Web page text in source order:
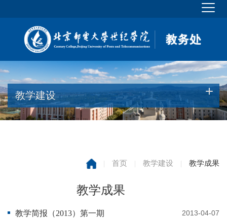
教学建设
| 首页 | 教学建设 | 教学成果
教学成果
2013-04-07
教学简报（2013）第一期